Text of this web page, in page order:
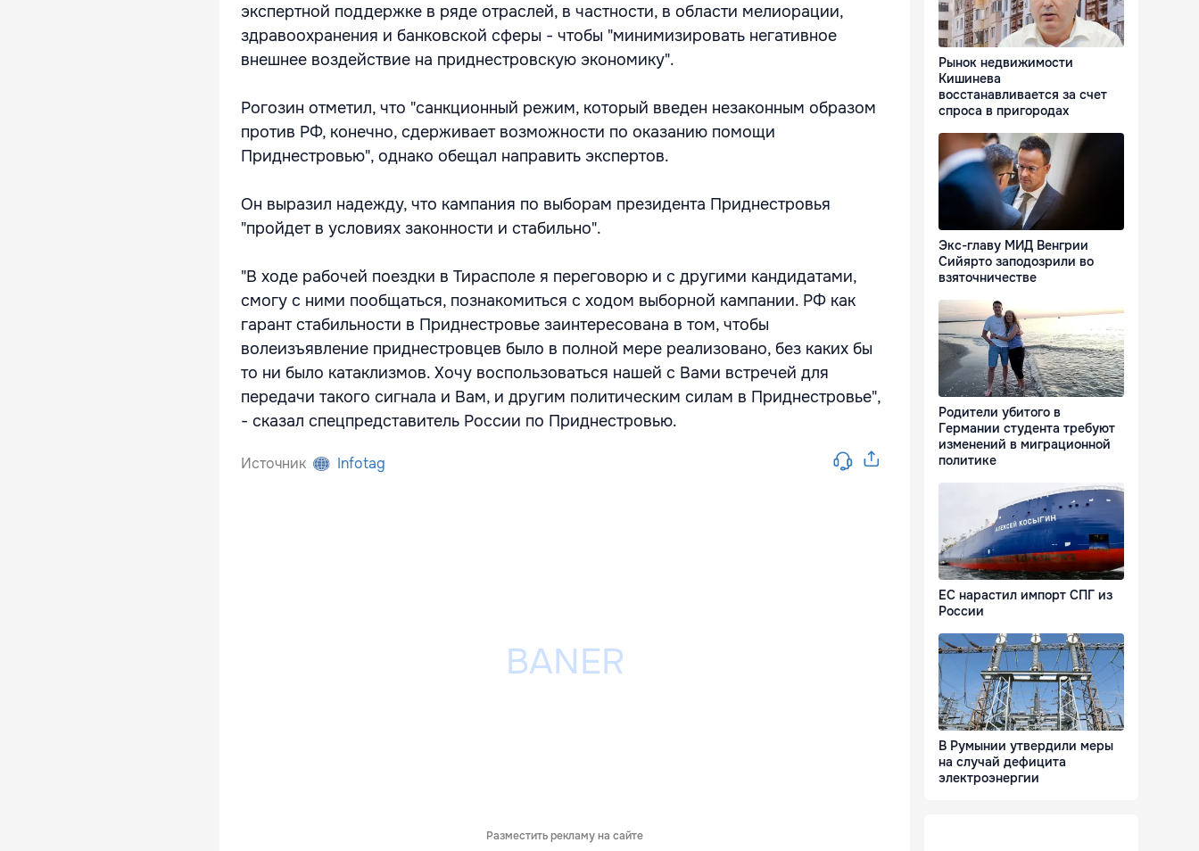
экспертной поддержке в ряде отраслей, в частности, в области мелиорации,
здравоохранения и банковской сферы - чтобы "минимизировать негативное
внешнее воздействие на приднестровскую экономику".
Рогозин отметил, что "санкционный режим, который введен незаконным образом
против РФ, конечно, сдерживает возможности по оказанию помощи
Приднестровью", однако обещал направить экспертов.
Он выразил надежду, что кампания по выборам президента Приднестровья
"пройдет в условиях законности и стабильно".
"В ходе рабочей поездки в Тирасполе я переговорю и с другими кандидатами,
смогу с ними пообщаться, познакомиться с ходом выборной кампании. РФ как
гарант стабильности в Приднестровье заинтересована в том, чтобы
волеизъявление приднестровцев было в полной мере реализовано, без каких бы
то ни было катаклизмов. Хочу воспользоваться нашей с Вами встречей для
передачи такого сигнала и Вам, и другим политическим силам в Приднестровье",
- сказал спецпредставитель России по Приднестровью.
Источник Infotag
Разместить рекламу на сайте
Рынок недвижимости
Кишинева
восстанавливается за счет
спроса в пригородах
Экс-главу МИД Венгрии
Сийярто заподозрили во
взяточничестве
Родители убитого в
Германии студента требуют
изменений в миграционной
политике
ЕС нарастил импорт СПГ из
России
В Румынии утвердили меры
на случай дефицита
электроэнергии